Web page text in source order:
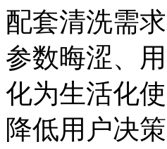
配套清洗需
参数晦涩、
化为生活化
降低用户决